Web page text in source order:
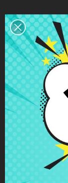
Bisagra
17-e104